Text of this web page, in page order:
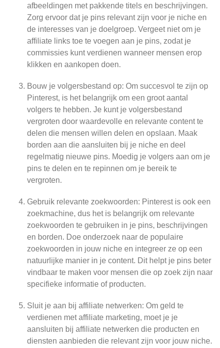
afbeeldingen met pakkende titels en beschrijvingen.
Zorg ervoor dat je pins relevant zijn voor je niche en
de interesses van je doelgroep. Vergeet niet om je
affiliate links toe te voegen aan je pins, zodat je
commissies kunt verdienen wanneer mensen erop
klikken en aankopen doen.
Bouw je volgersbestand op: Om succesvol te zijn op
Pinterest, is het belangrijk om een groot aantal
volgers te hebben. Je kunt je volgersbestand
vergroten door waardevolle en relevante content te
delen die mensen willen delen en opslaan. Maak
borden aan die aansluiten bij je niche en deel
regelmatig nieuwe pins. Moedig je volgers aan om je
pins te delen en te repinnen om je bereik te
vergroten.
Gebruik relevante zoekwoorden: Pinterest is ook een
zoekmachine, dus het is belangrijk om relevante
zoekwoorden te gebruiken in je pins, beschrijvingen
en borden. Doe onderzoek naar de populaire
zoekwoorden in jouw niche en integreer ze op een
natuurlijke manier in je content. Dit helpt je pins beter
vindbaar te maken voor mensen die op zoek zijn naar
specifieke informatie of producten.
Sluit je aan bij affiliate netwerken: Om geld te
verdienen met affiliate marketing, moet je je
aansluiten bij affiliate netwerken die producten en
diensten aanbieden die relevant zijn voor jouw niche.